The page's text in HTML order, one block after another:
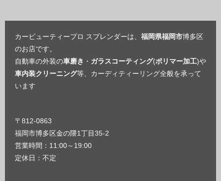
カービューティープロ スプレンダーは、 福岡県福岡市博多区
のお店です。
自動車の外装の車磨き ・ ガラスコーティング(ポリマー加工)や
車内装クリーニング等、カーディティーリング全般を承って
います
〒812-0863
福岡市博多区金の隈1丁目35-2
営業時間：11:00～19:00
定休日：不定